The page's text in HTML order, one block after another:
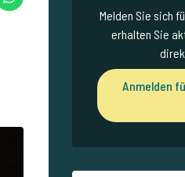
Melden Sie sich
erhalten Sie
Anmelden